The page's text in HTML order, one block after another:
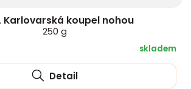
Karlovarská koupel nohou
250 g
skladem
Detail